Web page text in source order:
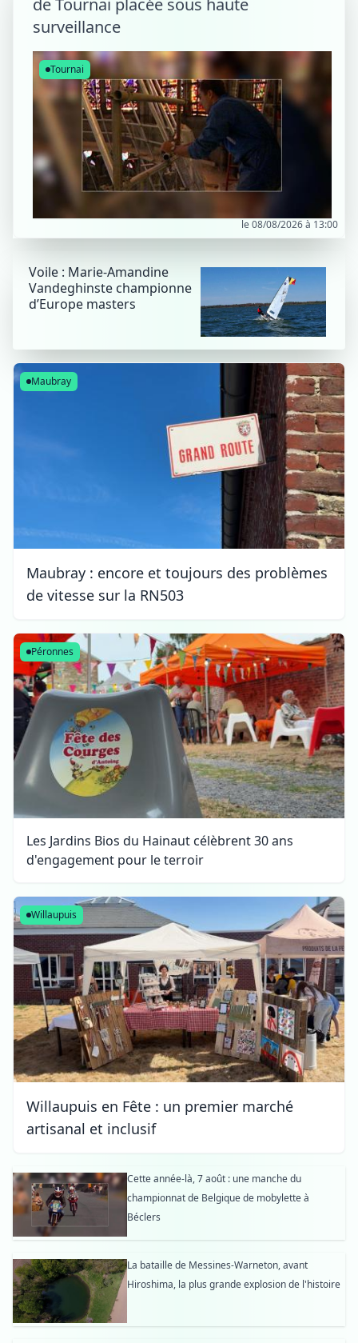
surveillance
le 08/08/2026 à 13:00
Tournai
Voile : Marie-Amandine
Vandeghinste championne
d’Europe masters
Maubray
Maubray : encore et toujours des problèmes
de vitesse sur la RN503
Péronnes
Les Jardins Bios du Hainaut célèbrent 30 ans
d'engagement pour le terroir
Willaupuis
Willaupuis en Fête : un premier marché
artisanal et inclusif
Cette année-là, 7 août : une manche du
championnat de Belgique de mobylette à
Béclers
La bataille de Messines-Warneton, avant
Hiroshima, la plus grande explosion de l'histoire